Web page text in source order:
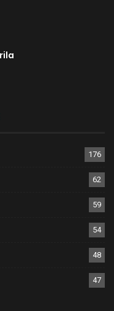
176
62
59
54
48
47